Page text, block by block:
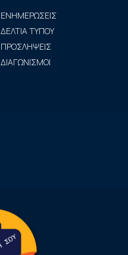
ΕΝΗΜΕΡΩΣΕΙΣ
ΔΕΛΤΙΑ ΤΥΠΟΥ
ΠΡΟΣΛΗΨΕΙΣ
ΔΙΑΓΩΝΙΣΜΟΙ